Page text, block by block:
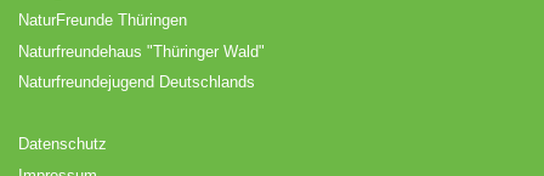
NaturFreunde Thüringen
Naturfreundehaus "Thüringer Wald"
Naturfreundejugend Deutschlands
Datenschutz